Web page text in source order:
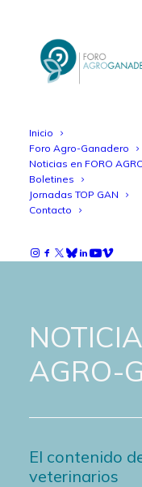
Inicio
Foro Agro-Ganadero
Noticias en FORO
Boletines
Jornadas TOP GAN
Contacto
AGRO-
El contenido
veterinarios